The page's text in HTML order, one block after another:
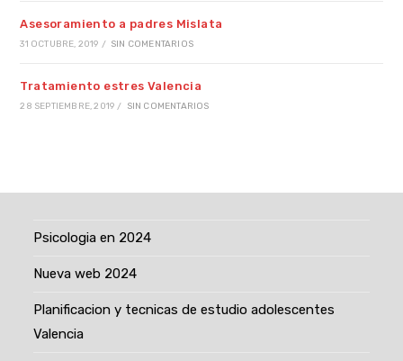
Asesoramiento a padres Mislata
31 OCTUBRE, 2019 / SIN COMENTARIOS
Tratamiento estres Valencia
28 SEPTIEMBRE, 2019 / SIN COMENTARIOS
Psicologia en 2024
Nueva web 2024
Planificacion y tecnicas de estudio adolescentes
Valencia